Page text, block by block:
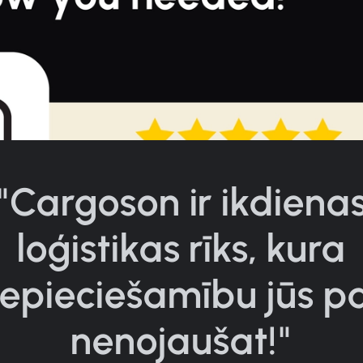
ir
loģistikas rīks, kura
jūs
nenojaušat!"